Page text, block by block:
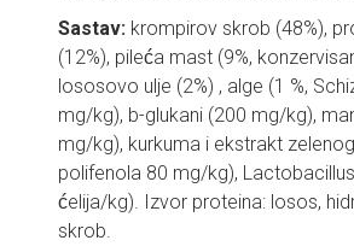
Sastav: krompirov skrob (48%),
(12%), pileća mast (9%,
lososovo ulje (2%) , alge (1 %,
mg/kg), b-glukani (200 mg/kg),
mg/kg), kurkuma i ekstrakt
polifenola 80 mg/kg),
ćelija/kg). Izvor proteina: losos,
skrob.